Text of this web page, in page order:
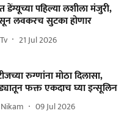
डेंग्यूच्या पहिल्या लशीला मंजुरी,
लवकरच सुटका होणार
21 Jul 2026
रुग्णांना मोठा दिलासा,
फक्त एकदाच घ्या इन्सूलिन
09 Jul 2026